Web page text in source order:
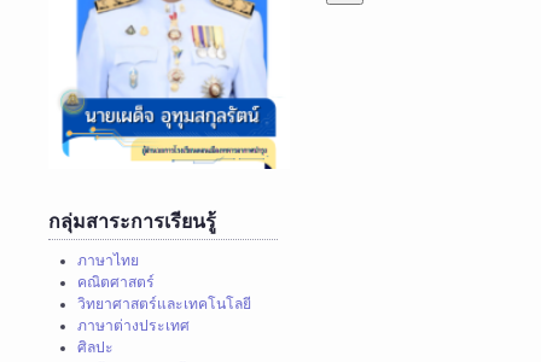
กลุ่มสาระการเรียนรู้
ภาษาไทย
คณิตศาสตร์
วิทยาศาสตร์และเทคโนโลยี
ภาษาต่างประเทศ
ศิลปะ